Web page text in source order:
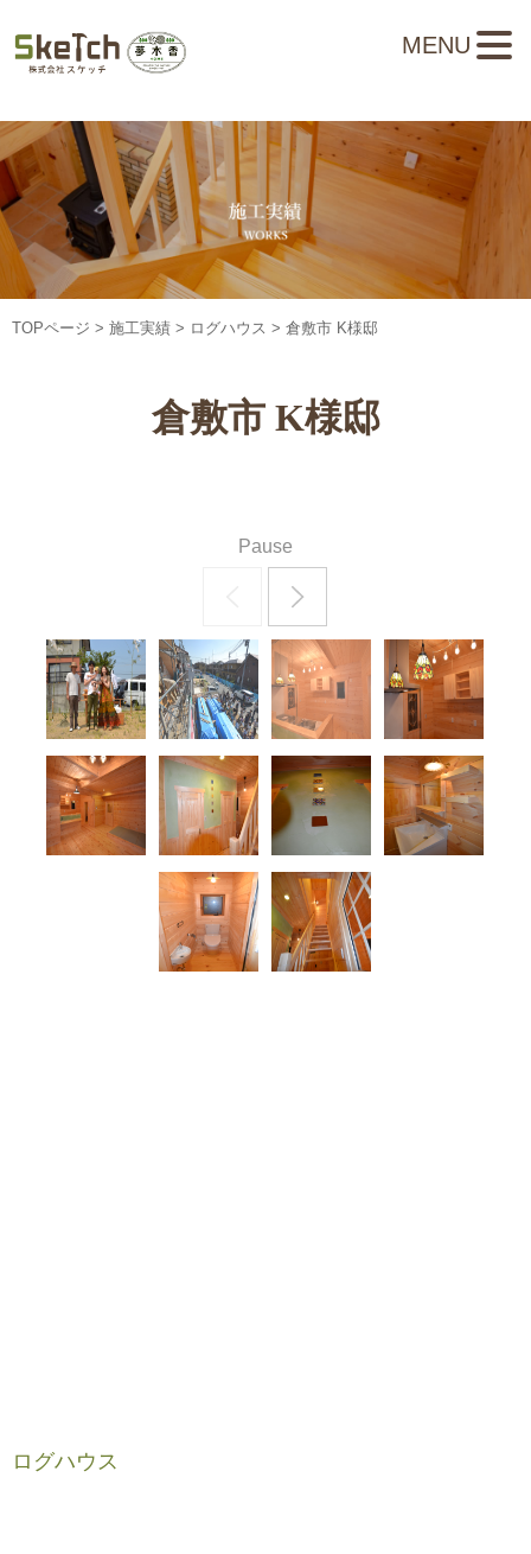
TOPページ > 施工実績 > ログハウス > 倉敷市 K様邸
倉敷市 K様邸
Pause
ログハウス
MENU